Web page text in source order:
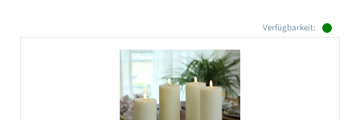
Verfügbarkeit: